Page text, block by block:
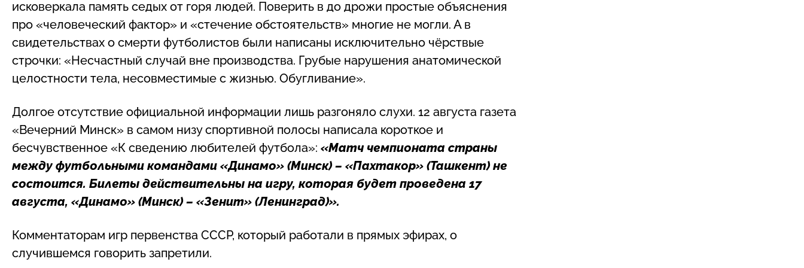
исковеркала память седых от горя людей. Поверить в до дрожи простые объяснения
про «человеческий фактор» и «стечение обстоятельств» многие не могли. А в
свидетельствах о смерти футболистов были написаны исключительно чёрствые
строчки: «Несчастный случай вне производства. Грубые нарушения анатомической
целостности тела, несовместимые с жизнью. Обугливание».
Долгое отсутствие официальной информации лишь разгоняло слухи. 12 августа газета
«Вечерний Минск» в самом низу спортивной полосы написала короткое и
бесчувственное «К сведению любителей футбола»: «Матч чемпионата страны
между футбольными командами «Динамо» (Минск) – «Пахтакор» (Ташкент) не
состоится. Билеты действительны на игру, которая будет проведена 17
августа, «Динамо» (Минск) – «Зенит» (Ленинград)».
Комментаторам игр первенства СССР, который работали в прямых эфирах, о
случившемся говорить запретили.